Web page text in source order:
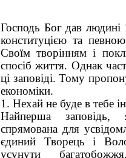
Господь Бог дав людині
конституцією та
Своїм творінням і
спосіб життя. Однак
ці заповіді. Тому
економіки.
1. Нехай не буде в тебе
Найперша
спрямована для
єдиний Творець і
усунути